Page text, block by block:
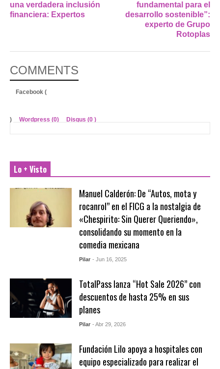
una verdadera inclusión
financiera: Expertos
fundamental para el
desarrollo sostenible”:
experto de Grupo
Rotoplas
COMMENTS
Facebook (
) Wordpress (0) Disqus (0 )
Lo + Visto
Manuel Calderón: De “Autos, mota y
rocanrol” en el FICG a la nostalgia de
«Chespirito: Sin Querer Queriendo»,
consolidando su momento en la
comedia mexicana
Pilar - Jun 16, 2025
TotalPass lanza “Hot Sale 2026” con
descuentos de hasta 25% en sus
planes
Pilar - Abr 29, 2026
Fundación Lilo apoya a hospitales con
equipo especializado para realizar el